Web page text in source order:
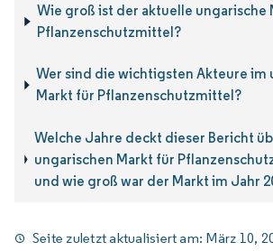
Wie groß ist der aktuelle ungarische
Pflanzenschutzmittel?
Wer sind die wichtigsten Akteure im
Markt für Pflanzenschutzmittel?
Welche Jahre deckt dieser Bericht
ungarischen Markt für
und wie groß war der Markt im Jahr
Seite zuletzt aktualisiert am: März 10,